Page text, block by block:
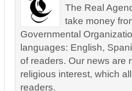
The Real
take money
Governmental
languages: English,
of readers. Our news are
religious interest, which
readers.